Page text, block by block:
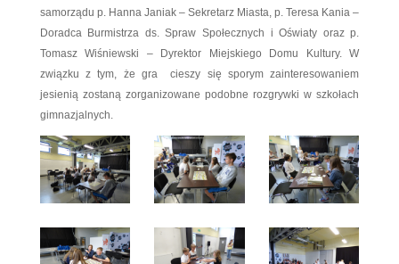
segregacje odpadów „EKO-REDA”. W
uczniowie klas 4-6. W finałowej rozgrywce
czteroosobowych drużyn. Biorące udział w
otrzymały upominki, które wręczali
samorządu p. Hanna Janiak – Sekretarz Miasta, p.
Doradca Burmistrza ds. Spraw Społecznych i
Tomasz Wiśniewski – Dyrektor Miejskiego
jesienią zostaną zorganizowane podobne